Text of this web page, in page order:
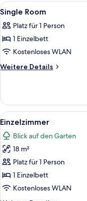
Alle
Fotos
für
Single
Room
anzeigen
5
Single Room
Platz für 1 Person
1 Einzelbett
Kostenloses WLAN
Weitere Details
Weitere
Room
Alle
Fotos
für
Einzelzimmer
anzeigen
6
Einzelzimmer
Blick auf den Garten
18 m²
Platz für 1 Person
1 Einzelbett
Kostenloses WLAN